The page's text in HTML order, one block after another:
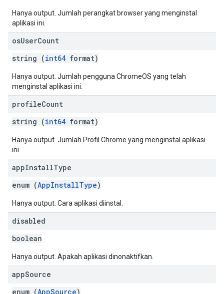
Hanya output. Jumlah perangkat browser yang menginstal
aplikasi ini.
osUserCount
string (int64 format)
Hanya output. Jumlah pengguna ChromeOS yang telah
menginstal aplikasi ini.
profileCount
string (int64 format)
Hanya output. Jumlah Profil Chrome yang menginstal aplikasi
ini.
appInstallType
enum (AppInstallType)
Hanya output. Cara aplikasi diinstal.
disabled
boolean
Hanya output. Apakah aplikasi dinonaktifkan.
appSource
enum (AppSource)